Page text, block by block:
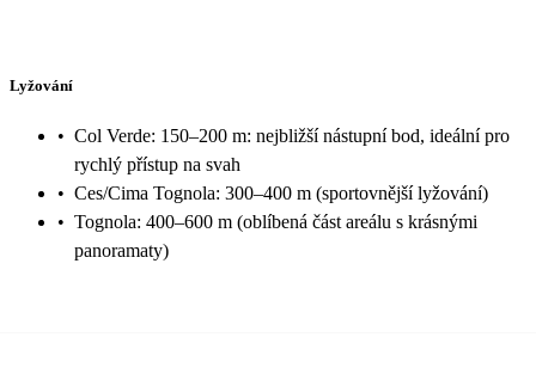
Lyžování
• Col Verde: 150–200 m: nejbližší nástupní bod, ideální pro
rychlý přístup na svah
• Ces/Cima Tognola: 300–400 m (sportovnější lyžování)
• Tognola: 400–600 m (oblíbená část areálu s krásnými
panoramaty)